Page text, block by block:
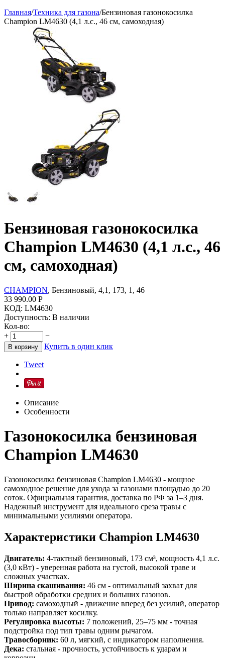
Главная/Техника для газона/Бензиновая газонокосилка
Champion LM4630 (4,1 л.с., 46 см, самоходная)
Бензиновая газонокосилка
Champion LM4630 (4,1 л.с., 46
см, самоходная)
CHAMPION, Бензиновый, 4,1, 173, 1, 46
33 990.00 Р
КОД: LM4630
Доступность: В наличии
Кол-во:
+
−
В корзину Купить в один клик
Tweet
Описание
Особенности
Газонокосилка бензиновая
Champion LM4630
Газонокосилка бензиновая Champion LM4630 - мощное
самоходное решение для ухода за газонами площадью до 20
соток. Официальная гарантия, доставка по РФ за 1–3 дня.
Надежный инструмент для идеального среза травы с
минимальными усилиями оператора.
Характеристики Champion LM4630
Двигатель: 4-тактный бензиновый, 173 см³, мощность 4,1 л.с.
(3,0 кВт) - уверенная работа на густой, высокой траве и
сложных участках.
Ширина скашивания: 46 см - оптимальный захват для
быстрой обработки средних и больших газонов.
Привод: самоходный - движение вперед без усилий, оператор
только направляет косилку.
Регулировка высоты: 7 положений, 25–75 мм - точная
подстройка под тип травы одним рычагом.
Травосборник: 60 л, мягкий, с индикатором наполнения.
Дека: стальная - прочность, устойчивость к ударам и